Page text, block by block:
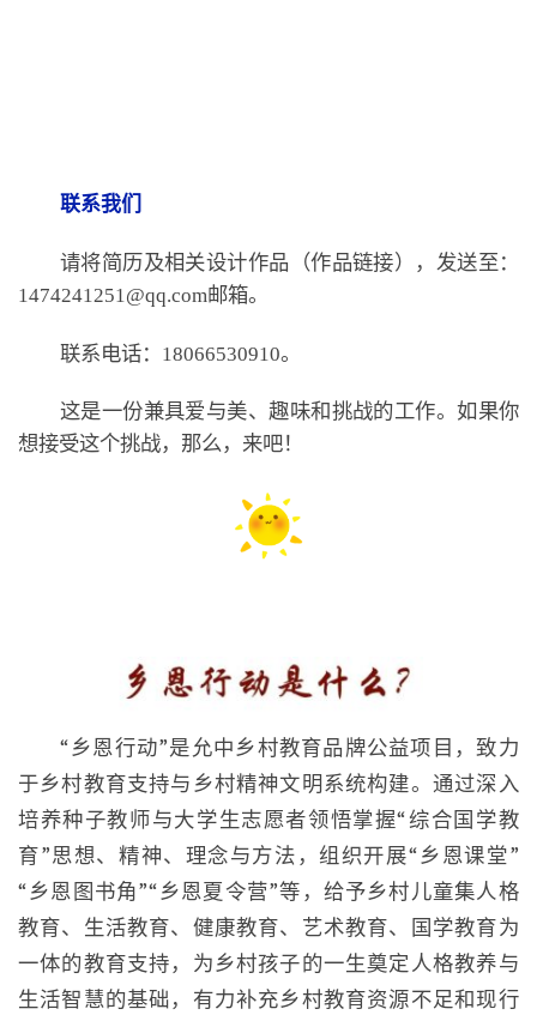
联系我们
请将简历及相关设计作品（作品链接），发送至：
1474241251@qq.com邮箱。
联系电话：18066530910。
这是一份兼具爱与美、趣味和挑战的工作。如果你
想接受这个挑战，那么，来吧！
“乡恩行动”是允中乡村教育品牌公益项目，致力
于乡村教育支持与乡村精神文明系统构建。通过深入
培养种子教师与大学生志愿者领悟掌握“综合国学教
育”思想、精神、理念与方法，组织开展“乡恩课堂”
“乡恩图书角”“乡恩夏令营”等，给予乡村儿童集人格
教育、生活教育、健康教育、艺术教育、国学教育为
一体的教育支持，为乡村孩子的一生奠定人格教养与
生活智慧的基础，有力补充乡村教育资源不足和现行